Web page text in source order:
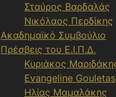
Σταύρος Βαρδαλάς
Νικόλαος Περδίκης
Ακαδημαϊκό Συμβούλιο
Πρέσβεις του Ε.Ι.Π.Δ.
Κυριάκος
Evangeline Gouletas
Ηλίας Μαμαλάκης